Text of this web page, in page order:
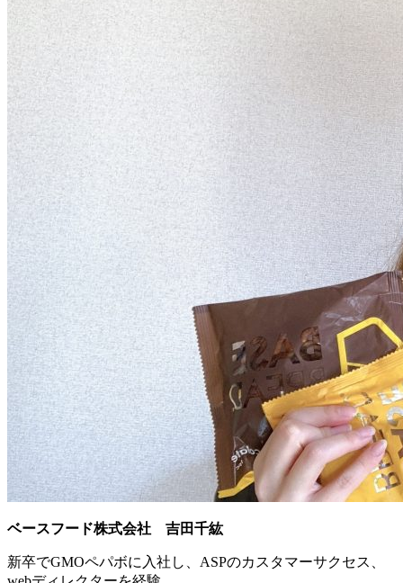
ベースフード株式会社 吉田千紘
新卒でGMOペパボに入社し、ASPのカスタマーサクセス、